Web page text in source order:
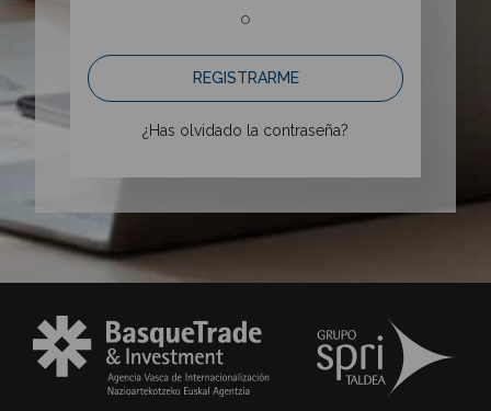
o
REGISTRARME
¿Has olvidado la contraseña?